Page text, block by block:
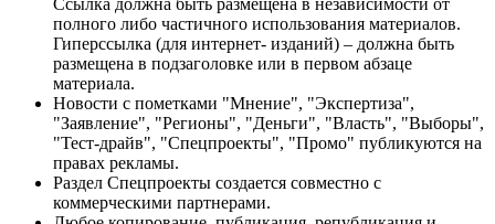
полного либо частичного использования материалов.
Гиперссылка (для интернет- изданий) – должна быть
размещена в подзаголовке или в первом абзаце
материала.
Новости с пометками "Мнение", "Экспертиза",
"Заявление", "Регионы", "Деньги", "Власть", "Выборы",
"Тест-драйв", "Спецпроекты", "Промо" публикуются на
правах рекламы.
Раздел Спецпроекты создается совместно с
коммерческими партнерами.